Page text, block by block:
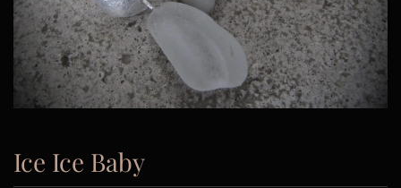
Ice Ice Baby